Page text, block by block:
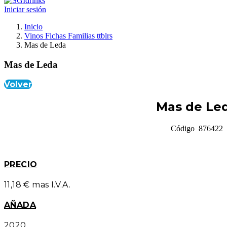
Iniciar sesión
Inicio
Vinos Fichas Familias ttblrs
Mas de Leda
Mas de Leda
Volver
Mas de
Código 876422
PRECIO
11,18 € mas I.V.A.
AÑADA